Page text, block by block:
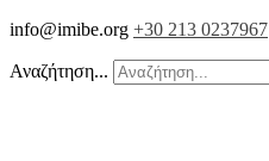
info@imibe.org +30 213 0237967
Αναζήτηση...